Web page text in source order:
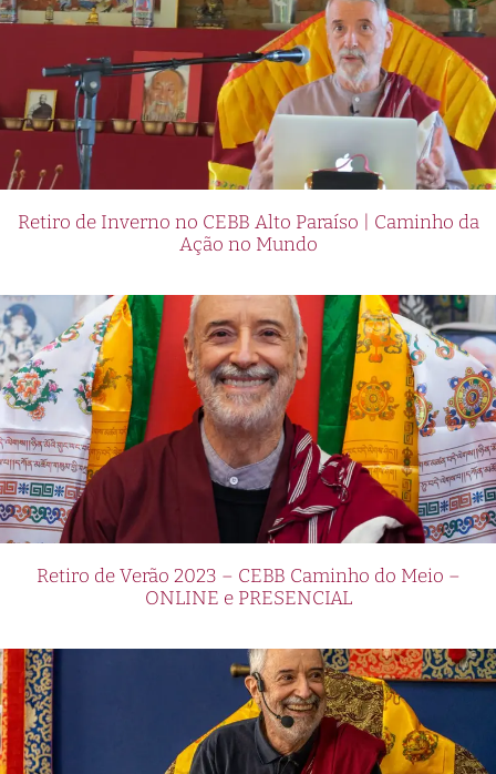
Retiro de Inverno no CEBB Alto Paraíso | Caminho da
Ação no Mundo
Retiro de Verão 2023 – CEBB Caminho do Meio –
ONLINE e PRESENCIAL